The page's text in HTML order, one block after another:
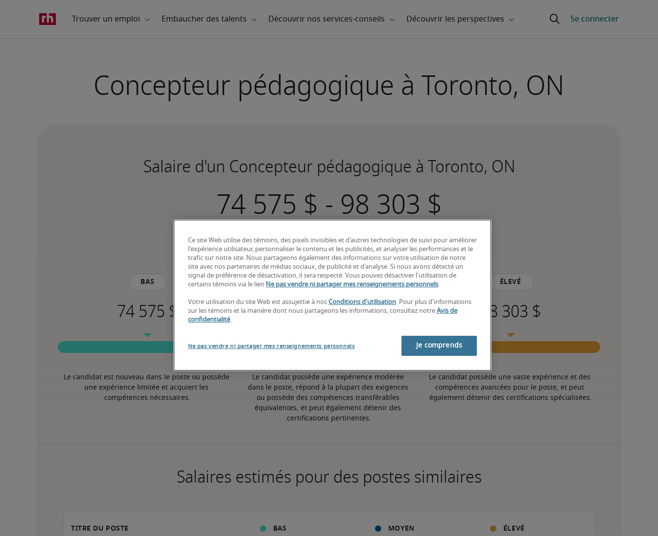
Concepteur pédagogique à Toronto, ON
Salaire d'un Concepteur pédagogique à Toronto, ON
-
4,3% supérieur à la moyenne nationale
Bas
Le candidat est nouveau dans le poste ou possède
une expérience limitée et acquiert les
compétences nécessaires.
Moyen
Le candidat possède une expérience modérée
dans le poste, répond à la plupart des exigences
ou possède des compétences transférables
équivalentes, et peut également détenir des
certifications pertinentes.
Élevé
Le candidat possède une vaste expérience et des
compétences avancées pour le poste, et peut
également détenir des certifications spécialisées.
Salaires estimés pour des postes similaires
Ce site Web utilise des témoins, des pixels invisibles et d'autres technologies de suivi pour améliorer
l'expérience utilisateur, personnaliser le contenu et les publicités, et analyser les performances et le
trafic sur notre site. Nous partageons également des informations sur votre utilisation de notre
site avec nos partenaires de médias sociaux, de publicité et d'analyse. Si nous avons détecté un
signal de préférence de désactivation, il sera respecté. Vous pouvez désactiver l'utilisation de
certains témoins via le lien Ne pas vendre ni partager mes renseignements personnels.
Votre utilisation du site Web est assujettie à nos Conditions d'utilisation. Pour plus d'informations
sur les témoins et la manière dont nous partageons les informations, consultez notre Avis de
confidentialité.
Ne pas vendre ni partager mes renseignements personnels Je comprends